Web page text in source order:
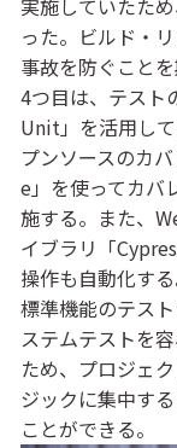
実施していたた
った。ビルド・
事故を防ぐこと
4つ目は、テスト
Unit」を活用し
プンソースのカ
e」を使ってカバ
施する。また、
イブラリ「
操作も自動化す
標準機能のテス
ステムテストを
ため、プロジェ
ジックに集中す
ことができる。